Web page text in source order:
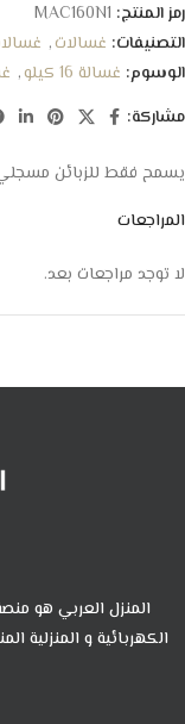
رمز المنتج: MAC160N1
التصنيفات: غسالات,
الوسوم: غسالة 16 كيلو ,
مشاركة:
المراجعات
لا توجد مراجعات بعد.
يسمح فقط للزبائن مسجلي
المنزل العربي هو
الكهربائية و